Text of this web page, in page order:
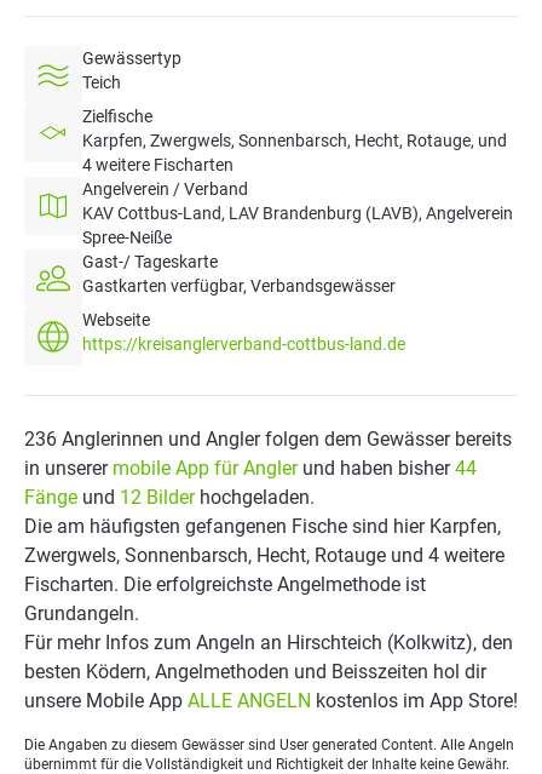
Gewässertyp
Teich
Zielfische
Karpfen, Zwergwels, Sonnenbarsch, Hecht, Rotauge, und
4 weitere Fischarten
Angelverein / Verband
KAV Cottbus-Land, LAV Brandenburg (LAVB), Angelverein
Spree-Neiße
Gast-/ Tageskarte
Gastkarten verfügbar, Verbandsgewässer
Webseite
https://kreisanglerverband-cottbus-land.de
236 Anglerinnen und Angler folgen dem Gewässer bereits
in unserer mobile App für Anglerund haben bisher44
Fänge und 12 Bilderhochgeladen.
Die am häufigsten gefangenen Fische sind hier Karpfen,
Zwergwels, Sonnenbarsch, Hecht, Rotauge und 4 weitere
Fischarten. Die erfolgreichste Angelmethode ist
Grundangeln.
Für mehr Infos zum Angeln an Hirschteich (Kolkwitz), den
besten Ködern, Angelmethoden und Beisszeiten hol dir
unsere Mobile App ALLE ANGELN kostenlos im App Store!
Die Angaben zu diesem Gewässer sind User generated Content. Alle Angeln
übernimmt für die Vollständigkeit und Richtigkeit der Inhalte keine Gewähr.